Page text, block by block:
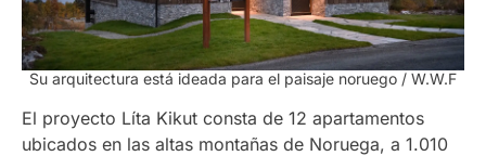
Su arquitectura está ideada para el paisaje noruego / W.W.F
El proyecto Líta Kikut consta de 12 apartamentos
ubicados en las altas montañas de Noruega, a 1.010